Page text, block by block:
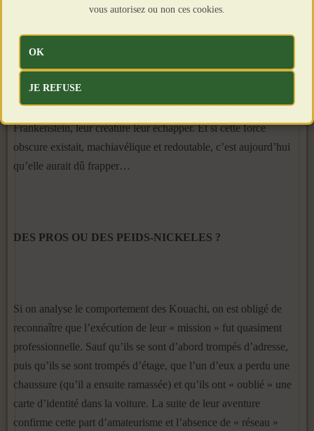
Coulibaly et les Kouachi n’ont plus besoin d’être téléguidés ; ce
sont des grenades dégoupillées qui ne demandent qu’à exploser.
Ce n’est pas la peine d’imaginer qu’une « force obscure » pilote
toutes ces opérations. Nous payons simplement le prix des
comportements d’apprentis-sorciers des Américains et des
Israéliens, mais aussi des Français, qui ont vu, tels le docteur
Frankenstein, leur créature leur échapper. Et si cette force
obscure existait, machiavélique et redoutable, c’est aujourd’hui
qu’elle aurait dû frapper…
DES PROS OU DES PEIDS-NICKELES ?
Si on analyse le comportement des Kouachi, on est obligé de
reconnaître que l’exécution de leur « mission » fut quasiment
professionnelle. Sauf qu’ils se sont d’abord trompés d’adresse,
puis qu’ils se sont trompés d’étage, que l’un d’eux a perdu une
chaussure (qu’il a ensuite ramassée) et qu’ils ont « oublié » une
carte d’identité dans la voiture. La suite de leur aventure
confirme cette part d’amateurisme et l’absence de « réseau »
vous autorisez ou non ces cookies.
OK
JE REFUSE